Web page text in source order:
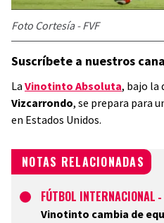
Foto Cortesía - FVF
Suscríbete a nuestros
La Vinotinto Absoluta, bajo la
Vizcarrondo, se prepara para
en Estados Unidos.
NOTAS RELACIONADAS
FÚTBOL INTERNACIONAL -
Vinotinto cambia de